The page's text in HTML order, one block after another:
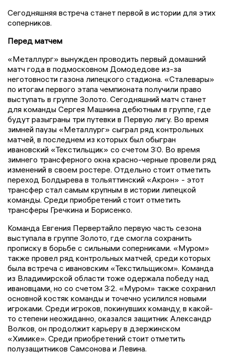
Сегодняшняя встреча станет первой в истории для этих
соперников.
Перед матчем
«Металлург» вынужден проводить первый домашний
матч года в подмосковном Домодедове из-за
неготовности газона липецкого стадиона. «Сталевары»
по итогам первого этапа чемпионата получили право
выступать в группе Золото. Сегодняшний матч станет
для команды Сергея Машнина дебютным в группе, где
будут разыграны три путевки в Первую лигу. Во время
зимней паузы «Металлург» сыграл ряд контрольных
матчей, в последнем из которых был обыгран
ивановский «Текстильщик» со счетом 3:0. Во время
зимнего трансферного окна красно-черные провели ряд
изменений в своем ростере. Отдельно стоит отметить
переход Болдырева в тольяттинский «Акрон» - этот
трансфер стал самым крупным в истории липецкой
команды. Среди приобретений стоит отметить
трансферы Гречкина и Борисенко.
Команда Евгения Первертайло первую часть сезона
выступала в группе Золото, где смогла сохранить
прописку в борьбе с сильными соперниками. «Муром»
также провел ряд контрольных матчей, среди которых
была встреча с ивановским «Текстильщиком». Команда
из Владимирской области тоже одержала победу над
ивановцами, но со счетом 3:2. «Муром» также сохранил
основной костяк команды и точечно усилился новыми
игроками. Среди игроков, покинувших команду, в какой-
то степени неожиданно, оказался защитник Александр
Волков, он продолжит карьеру в дзержинском
«Химике». Среди приобретений стоит отметить
полузащитников Самсонова и Левина.